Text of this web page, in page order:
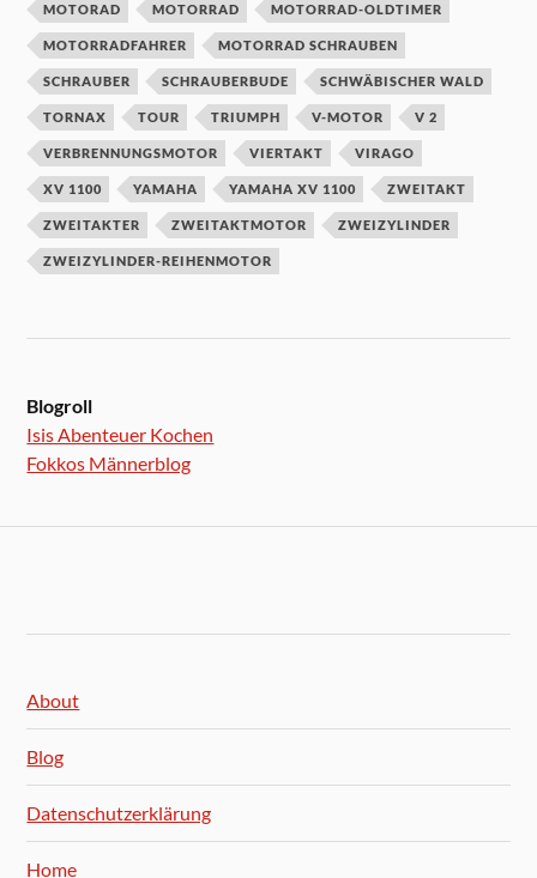
MOTORAD MOTORRAD MOTORRAD-OLDTIMER
MOTORRADFAHRER MOTORRAD SCHRAUBEN
SCHRAUBER SCHRAUBERBUDE SCHWÄBISCHER WALD
TORNAX TOUR TRIUMPH V-MOTOR V 2
VERBRENNUNGSMOTOR VIERTAKT VIRAGO
XV 1100 YAMAHA YAMAHA XV 1100 ZWEITAKT
ZWEITAKTER ZWEITAKTMOTOR ZWEIZYLINDER
ZWEIZYLINDER-REIHENMOTOR
Blogroll
Isis Abenteuer Kochen
Fokkos Männerblog
About
Blog
Datenschutzerklärung
Home